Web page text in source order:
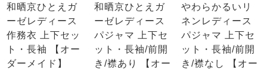
和晒京ひとえガ
ーゼレディース
作務衣 上下セッ
ト・長袖 【オー
ダーメイド】
和晒京ひとえガ
ーゼレディース
パジャマ 上下セ
ット・長袖/前開
き/襟あり 【オー
やわらかるいリ
ネンレディース
パジャマ 上下セ
ット・長袖/前開
き/襟なし 【オー